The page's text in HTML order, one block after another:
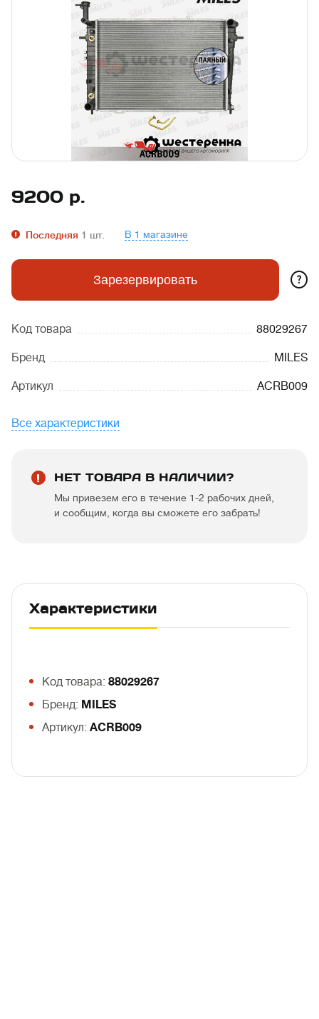
9200 р.
Последняя 1 шт. В 1 магазине
Зарезервировать ?
Код товара 88029267
Бренд MILES
Артикул ACRB009
Все характеристики
НЕТ ТОВАРА В НАЛИЧИИ?
Мы привезем его в течение 1-2 рабочих дней,
и сообщим, когда вы сможете его забрать!
Характеристики
Код товара: 88029267
Бренд: MILES
Артикул: ACRB009